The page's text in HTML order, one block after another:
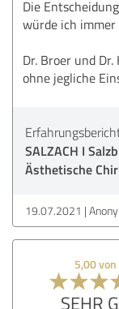
Die
würde ich
Dr. Broer und
ohne jegliche
SALZACH I
Ästhetische
19.07.2021
5,00 von
SEHR